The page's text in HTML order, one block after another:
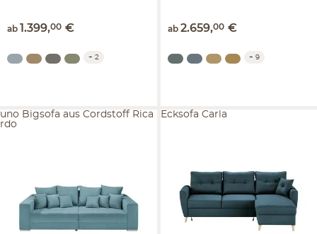
ab 1.399,00 €
+ 2
ab 2.659,00 €
+ 9
uno Bigsofa aus Cordstoff Rica
rdo
Ecksofa Carla